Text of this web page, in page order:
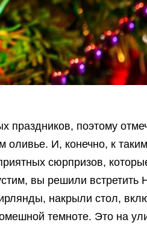
праздников, поэтому
оливье. И, конечно, к таким
сюрпризов,
вы решили встретить
накрыли стол,
темноте. Это на